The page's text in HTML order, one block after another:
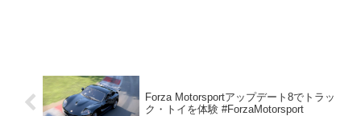
Forza Motorsportアップデート8でトラッ
ク・トイを体験 #ForzaMotorsport